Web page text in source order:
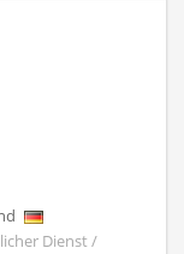
Dienst /